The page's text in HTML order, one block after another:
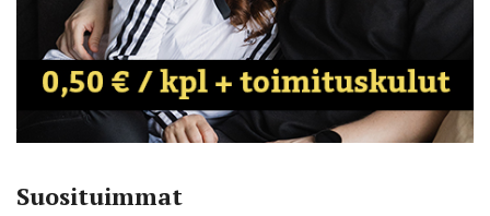
Suosituimmat